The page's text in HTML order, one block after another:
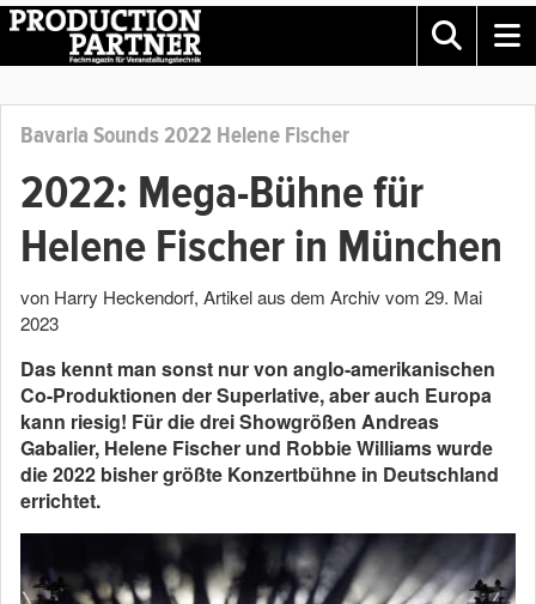
Bavaria Sounds 2022 Helene Fischer
2022: Mega-Bühne für
Helene Fischer in München
von Harry Heckendorf, Artikel aus dem Archiv vom 29. Mai
2023
Das kennt man sonst nur von anglo-amerikanischen
Co-Produktionen der Superlative, aber auch Europa
kann riesig! Für die drei Showgrößen Andreas
Gabalier, Helene Fischer und Robbie Williams wurde
die 2022 bisher größte Konzertbühne in Deutschland
errichtet.